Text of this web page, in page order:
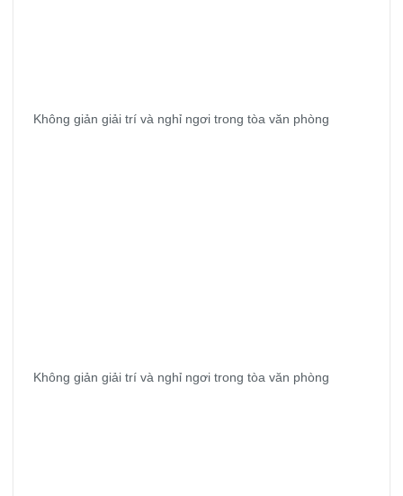
Không giản giải trí và nghỉ ngơi trong tòa văn phòng
Không giản giải trí và nghỉ ngơi trong tòa văn phòng